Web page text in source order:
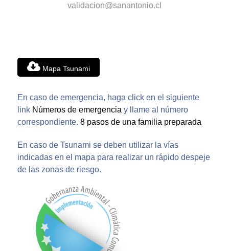
validacion@sanantonio.cl
Mapa Tsunami
En caso de emergencia, haga click en el siguiente
link Números de emergencia y llame al número
correspondiente. 8 pasos de una familia preparada
En caso de Tsunami se deben utilizar la vías
indicadas en el mapa para realizar un rápido despeje
de las zonas de riesgo.